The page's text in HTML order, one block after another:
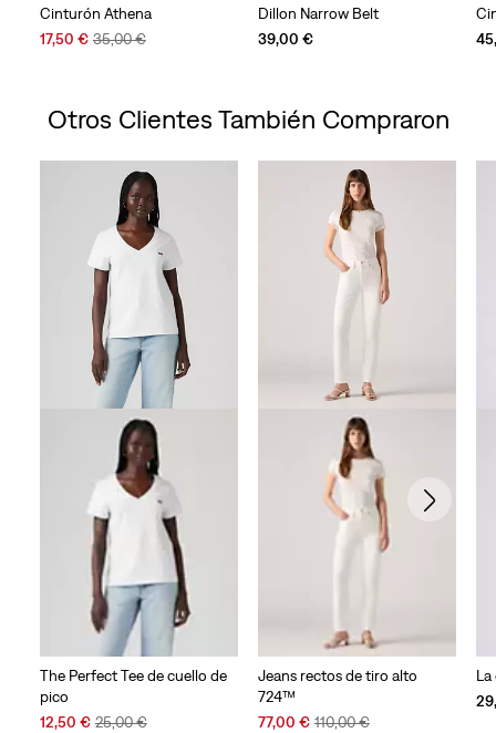
Cinturón Athena
Sale
17,50 €Original
35,00 €
Dillon Narrow Belt
39,00 €
Otros Clientes También Compraron
The Perfect Tee de cuello de
pico
Sale
12,50 €Original
25,00 €
Jeans rectos de tiro alto
724™
Sale
77,00 € Original
110,00 €